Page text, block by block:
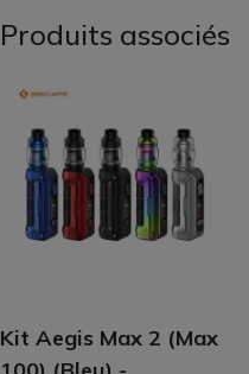
Produits associés
Kit Aegis Max 2 (Max